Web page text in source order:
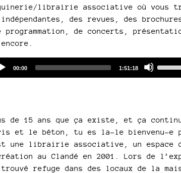
librairie associative où vous
des revues, des
programmation, de concerts,
Current
00:00
Total
1:51:18
or
de 15 ans que ça existe, et ça
et le béton, tu es la-le bienvenu-e
une librairie associative, un espace
au Clandé en 2001. Lors de
refuge dans des locaux de la